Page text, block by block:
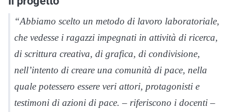
“Abbiamo scelto un metodo di lavoro laboratoriale,
che vedesse i ragazzi impegnati in attività di ricerca,
di scrittura creativa, di grafica, di condivisione,
nell’intento di creare una comunità di pace, nella
quale potessero essere veri attori, protagonisti e
testimoni di azioni di pace. – riferiscono i docenti –